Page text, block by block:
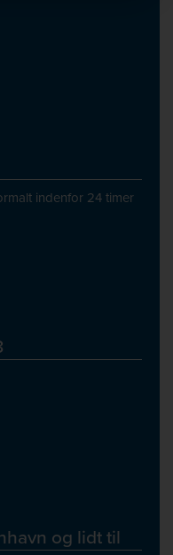
indenfor 24 timer
og lidt til